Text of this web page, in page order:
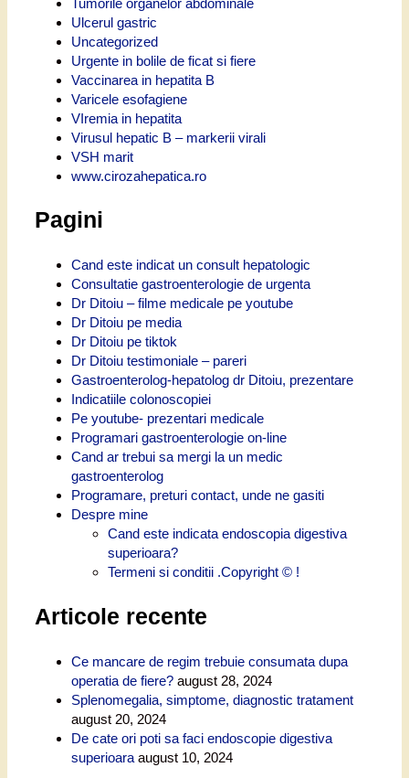
Ulcerul gastric
Uncategorized
Urgente in bolile de ficat si fiere
Vaccinarea in hepatita B
Varicele esofagiene
VIremia in hepatita
Virusul hepatic B – markerii virali
VSH marit
www.cirozahepatica.ro
Pagini
Cand este indicat un consult hepatologic
Consultatie gastroenterologie de urgenta
Dr Ditoiu – filme medicale pe youtube
Dr Ditoiu pe media
Dr Ditoiu pe tiktok
Dr Ditoiu testimoniale – pareri
Gastroenterolog-hepatolog dr Ditoiu, prezentare
Indicatiile colonoscopiei
Pe youtube- prezentari medicale
Programari gastroenterologie on-line
Cand ar trebui sa mergi la un medic
gastroenterolog
Programare, preturi contact, unde ne gasiti
Despre mine
Cand este indicata endoscopia digestiva
superioara?
Termeni si conditii .Copyright © !
Articole recente
Ce mancare de regim trebuie consumata dupa
operatia de fiere? august 28, 2024
Splenomegalia, simptome, diagnostic tratament
august 20, 2024
De cate ori poti sa faci endoscopie digestiva
superioara august 10, 2024